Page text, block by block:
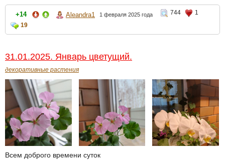
+14 Aleandra1 1 февраля 2025 года 744
1
19
31.01.2025. Январь цветущий.
декоративные растения
Всем доброго времени суток